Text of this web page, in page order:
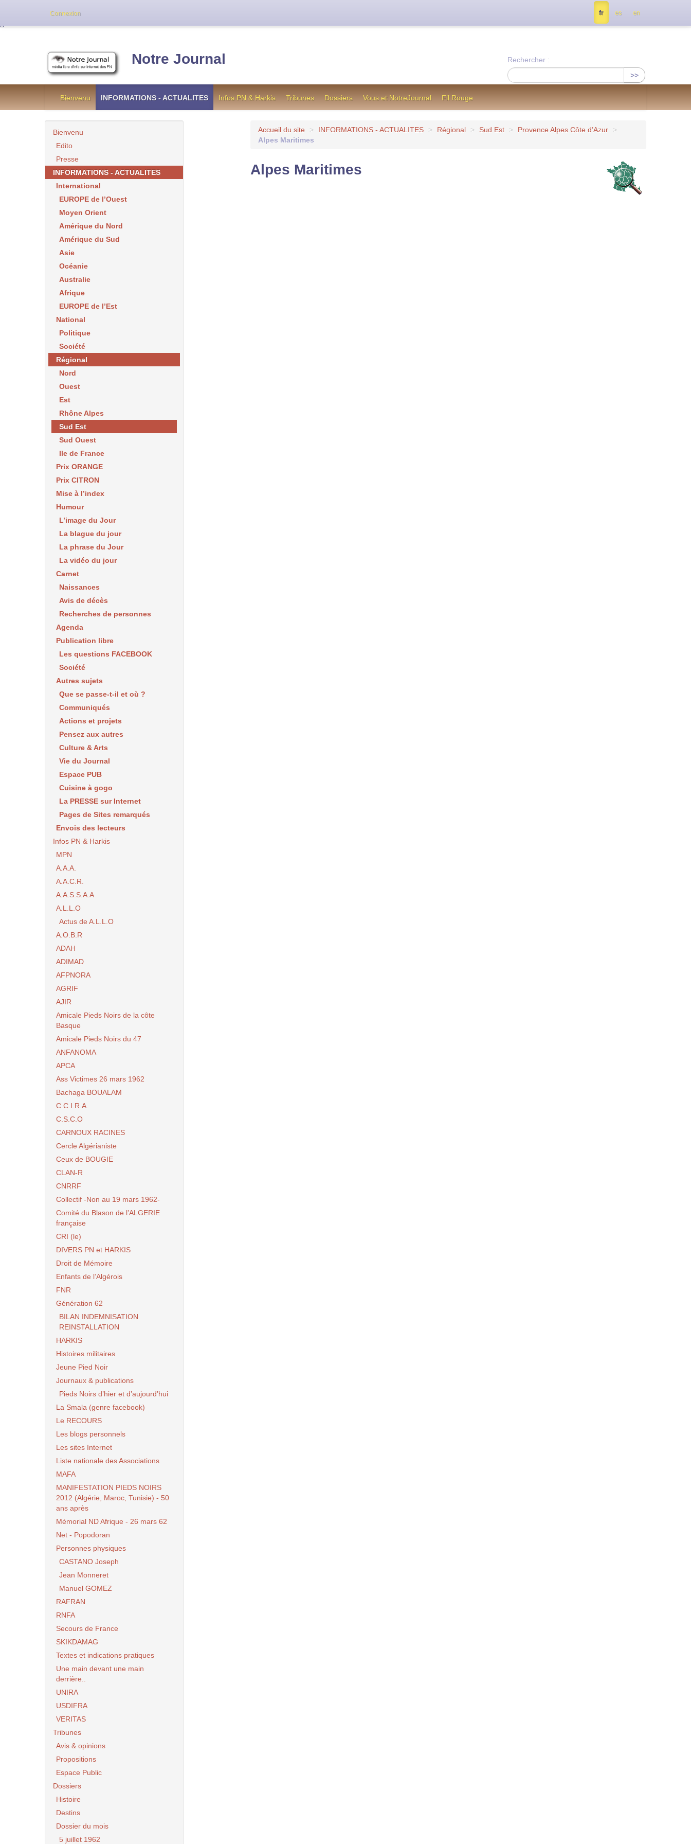
Notre Journal
Rechercher :
>>
Bienvenu INFORMATIONS - ACTUALITES Infos PN & Harkis Tribunes Dossiers Vous et NotreJournal Fil Rouge
Accueil du site > INFORMATIONS - ACTUALITES > Régional > Sud Est > Provence Alpes Côte d’Azur
>
Alpes Maritimes
Alpes Maritimes
Bienvenu
Edito
Presse
INFORMATIONS - ACTUALITES
International
EUROPE de l’Ouest
Moyen Orient
Amérique du Nord
Amérique du Sud
Asie
Océanie
Australie
Afrique
EUROPE de l’Est
National
Politique
Société
Régional
Nord
Ouest
Est
Rhône Alpes
Sud Est
Sud Ouest
Ile de France
Prix ORANGE
Prix CITRON
Mise à l’index
Humour
L’image du Jour
La blague du jour
La phrase du Jour
La vidéo du jour
Carnet
Naissances
Avis de décès
Recherches de personnes
Agenda
Publication libre
Les questions FACEBOOK
Société
Autres sujets
Que se passe-t-il et où ?
Communiqués
Actions et projets
Pensez aux autres
Culture & Arts
Vie du Journal
Espace PUB
Cuisine à gogo
La PRESSE sur Internet
Pages de Sites remarqués
Envois des lecteurs
Infos PN & Harkis
MPN
A.A.A.
A.A.C.R.
A.A.S.S.A.A
A.L.L.O
Actus de A.L.L.O
A.O.B.R
ADAH
ADIMAD
AFPNORA
AGRIF
AJIR
Amicale Pieds Noirs de la côte
Basque
Amicale Pieds Noirs du 47
ANFANOMA
APCA
Ass Victimes 26 mars 1962
Bachaga BOUALAM
C.C.I.R.A.
C.S.C.O
CARNOUX RACINES
Cercle Algérianiste
Ceux de BOUGIE
CLAN-R
CNRRF
Collectif -Non au 19 mars 1962-
Comité du Blason de l’ALGERIE
française
CRI (le)
DIVERS PN et HARKIS
Droit de Mémoire
Enfants de l’Algérois
FNR
Génération 62
BILAN INDEMNISATION
REINSTALLATION
HARKIS
Histoires militaires
Jeune Pied Noir
Journaux & publications
Pieds Noirs d’hier et d’aujourd’hui
La Smala (genre facebook)
Le RECOURS
Les blogs personnels
Les sites Internet
Liste nationale des Associations
MAFA
MANIFESTATION PIEDS NOIRS
2012 (Algérie, Maroc, Tunisie) - 50
ans après
Mémorial ND Afrique - 26 mars 62
Net - Popodoran
Personnes physiques
CASTANO Joseph
Jean Monneret
Manuel GOMEZ
RAFRAN
RNFA
Secours de France
SKIKDAMAG
Textes et indications pratiques
Une main devant une main
derrière..
UNIRA
USDIFRA
VERITAS
Tribunes
Avis & opinions
Propositions
Espace Public
Dossiers
Histoire
Destins
Dossier du mois
5 juillet 1962
Connexion fr es en
Cette version de NotreJournal représente l’ancienne formule utilisée jusqu’en octobre 2012, en cas de difficultés, contactez nous à info@notrejournal.info !